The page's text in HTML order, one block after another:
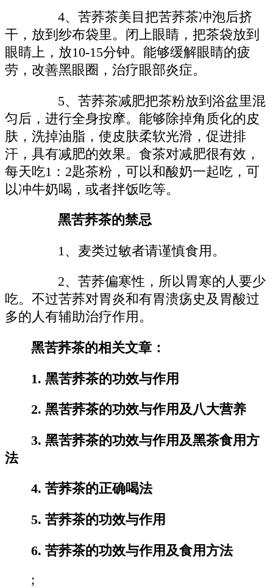
4、苦荞茶美目把苦荞茶冲泡后挤
干，放到纱布袋里。闭上眼睛，把茶袋放到
眼睛上，放10-15分钟。能够缓解眼睛的疲
劳，改善黑眼圈，治疗眼部炎症。
5、苦荞茶减肥把茶粉放到浴盆里混
匀后，进行全身按摩。能够除掉角质化的皮
肤，洗掉油脂，使皮肤柔软光滑，促进排
汗，具有减肥的效果。食茶对减肥很有效，
每天吃1：2匙茶粉，可以和酸奶一起吃，可
以冲牛奶喝，或者拌饭吃等。
黑苦荞茶的禁忌
1、麦类过敏者请谨慎食用。
2、苦荞偏寒性，所以胃寒的人要少
吃。不过苦荞对胃炎和有胃溃疡史及胃酸过
多的人有辅助治疗作用。
黑苦荞茶的相关文章：
1. 黑苦荞茶的功效与作用
2. 黑苦荞茶的功效与作用及八大营养
3. 黑苦荞茶的功效与作用及黑茶食用方
法
4. 苦荞茶的正确喝法
5. 苦荞茶的功效与作用
6. 苦荞茶的功效与作用及食用方法
;